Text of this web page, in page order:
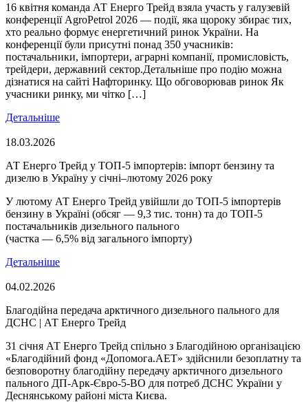
16 квітня команда АТ Енерго Трейд взяла участь у галузевій
конференції AgroPetrol 2026 — події, яка щороку збирає тих,
хто реально формує енергетичний ринок України. На
конференції були присутні понад 350 учасників:
постачальники, імпортери, аграрні компанії, промисловість,
трейдери, державний сектор.Детальніше про подію можна
дізнатися на сайті Нафторинку. Що обговорював ринок Як
учасники ринку, ми чітко […]
Детальніше
18.03.2026
АТ Енерго Трейд у ТОП-5 імпортерів: імпорт бензину та
дизелю в Україну у січні–лютому 2026 року
У лютому АТ Енерго Трейд увійшли до ТОП-5 імпортерів
бензину в Україні (обсяг — 9,3 тис. тонн) та до ТОП-5
постачальників дизельного пального
(частка — 6,5% від загального імпорту)
Детальніше
04.02.2026
Благодійна передача арктичного дизельного пального для
ДСНС | АТ Енерго Трейд
31 січня АТ Енерго Трейд спільно з Благодійною організацією
«Благодійний фонд «Допомога.АЕТ» здійснили безоплатну та
безповоротну благодійну передачу арктичного дизельного
пального ДП-Арк-Євро-5-ВО для потреб ДСНС України у
Деснянському районі міста Києва.